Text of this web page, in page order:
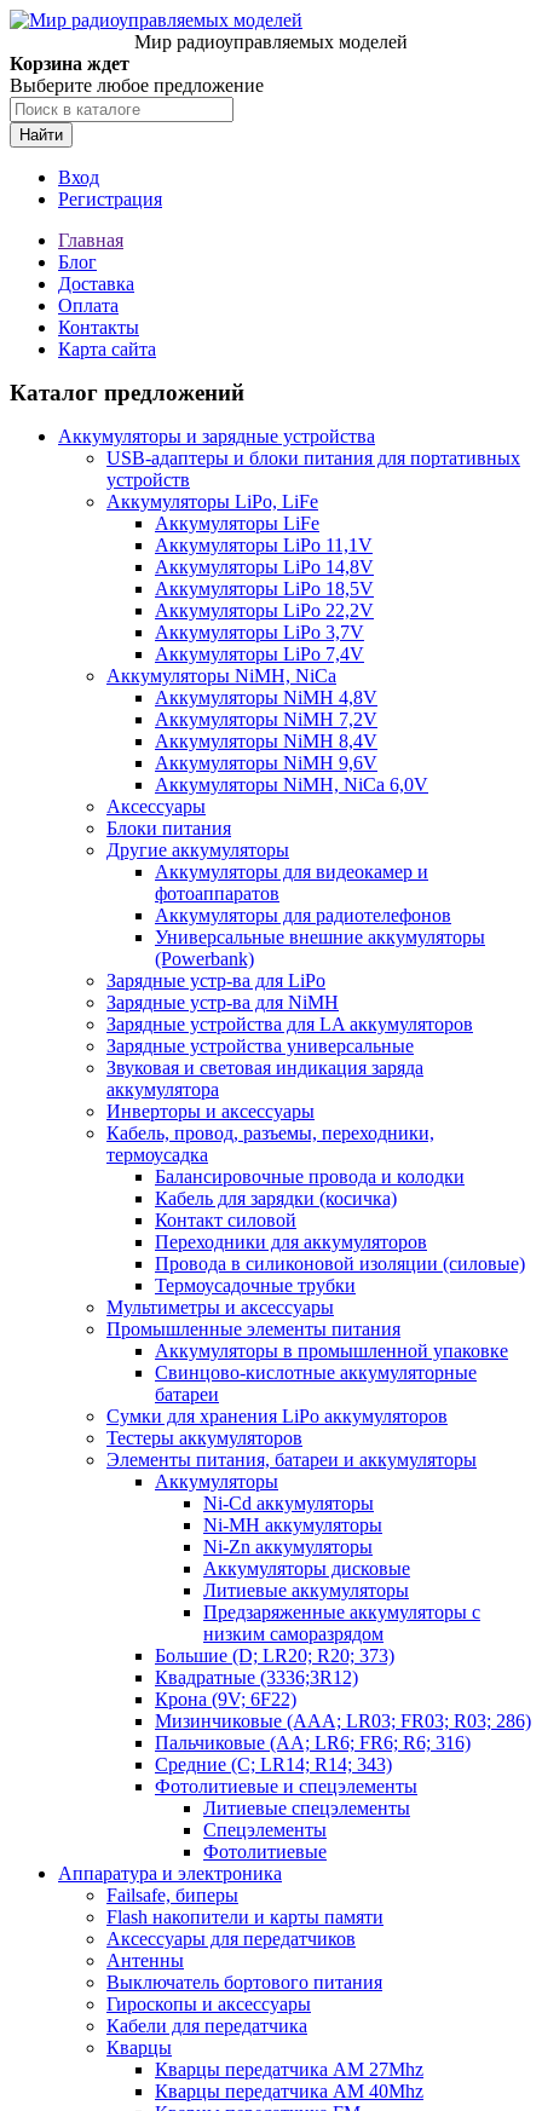
Мир радиоуправляемых моделей
Корзина ждет
Выберите любое предложение
Найти
Вход
Регистрация
Главная
Блог
Доставка
Оплата
Контакты
Карта сайта
Каталог предложений
Аккумуляторы и зарядные устройства
USB-адаптеры и блоки питания для портативных
устройств
Аккумуляторы LiPo, LiFe
Аккумуляторы LiFe
Аккумуляторы LiPo 11,1V
Аккумуляторы LiPo 14,8V
Аккумуляторы LiPo 18,5V
Аккумуляторы LiPo 22,2V
Аккумуляторы LiPo 3,7V
Аккумуляторы LiPo 7,4V
Аккумуляторы NiMH, NiCa
Аккумуляторы NiMH 4,8V
Аккумуляторы NiMH 7,2V
Аккумуляторы NiMH 8,4V
Аккумуляторы NiMH 9,6V
Аккумуляторы NiMH, NiCa 6,0V
Аксессуары
Блоки питания
Другие аккумуляторы
Аккумуляторы для видеокамер и
фотоаппаратов
Аккумуляторы для радиотелефонов
Универсальные внешние аккумуляторы
(Powerbank)
Зарядные устр-ва для LiPo
Зарядные устр-ва для NiMH
Зарядные устройства для LA аккумуляторов
Зарядные устройства универсальные
Звуковая и световая индикация заряда
аккумулятора
Инверторы и аксессуары
Кабель, провод, разъемы, переходники,
термоусадка
Балансировочные провода и колодки
Кабель для зарядки (косичка)
Контакт силовой
Переходники для аккумуляторов
Провода в силиконовой изоляции (силовые)
Термоусадочные трубки
Мультиметры и аксессуары
Промышленные элементы питания
Аккумуляторы в промышленной упаковке
Свинцово-кислотные аккумуляторные
батареи
Сумки для хранения LiPo аккумуляторов
Тестеры аккумуляторов
Элементы питания, батареи и аккумуляторы
Аккумуляторы
Ni-Cd аккумуляторы
Ni-MH аккумуляторы
Ni-Zn аккумуляторы
Аккумуляторы дисковые
Литиевые аккумуляторы
Предзаряженные аккумуляторы с
низким саморазрядом
Большие (D; LR20; R20; 373)
Квадратные (3336;3R12)
Крона (9V; 6F22)
Мизинчиковые (AAA; LR03; FR03; R03; 286)
Пальчиковые (AA; LR6; FR6; R6; 316)
Средние (C; LR14; R14; 343)
Фотолитиевые и спецэлементы
Литиевые спецэлементы
Спецэлементы
Фотолитиевые
Аппаратура и электроника
Failsafe, биперы
Flash накопители и карты памяти
Аксессуары для передатчиков
Антенны
Выключатель бортового питания
Гироскопы и аксессуары
Кабели для передатчика
Кварцы
Кварцы передатчика AM 27Mhz
Кварцы передатчика AM 40Mhz